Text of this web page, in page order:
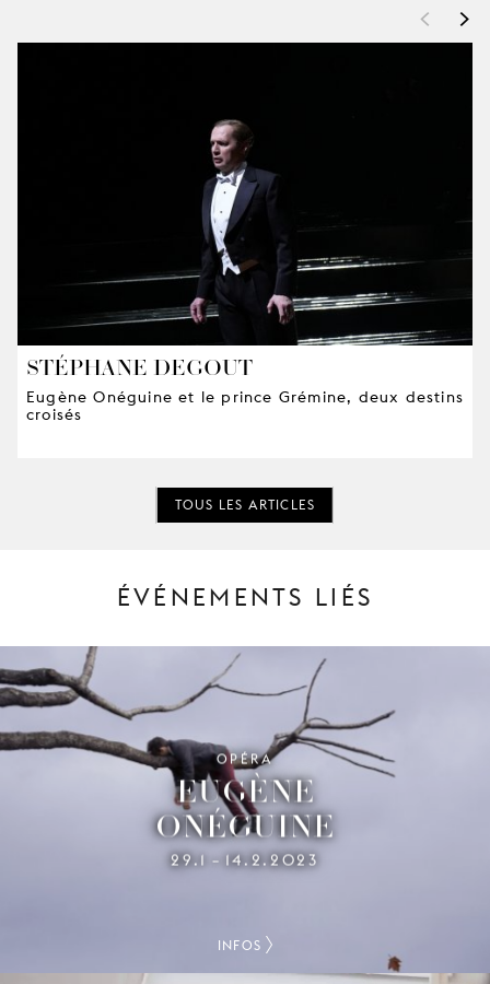
< >
STÉPHANE DEGOUT
Eugène Onéguine et le prince Grémine, deux destins
croisés
TOUS LES ARTICLES
ÉVÉNEMENTS LIÉS
OPÉRA
EUGÈNE
ONÉGUINE
29.1 – 14.2.2023
INFOS